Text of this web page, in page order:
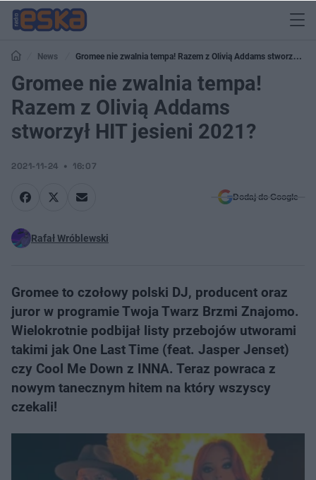
News
Gromee nie zwalnia tempa! Razem z Olivią Addams stworzył
HIT jesieni 2021?
Gromee nie zwalnia tempa!
Razem z Olivią Addams
stworzył HIT jesieni 2021?
2021-11-24 16:07
Dodaj do Google
Rafał Wróblewski
Gromee to czołowy polski DJ, producent oraz
juror w programie Twoja Twarz Brzmi Znajomo.
Wielokrotnie podbijał listy przebojów utworami
takimi jak One Last Time (feat. Jasper Jenset)
czy Cool Me Down z INNA. Teraz powraca z
nowym tanecznym hitem na który wszyscy
czekali!